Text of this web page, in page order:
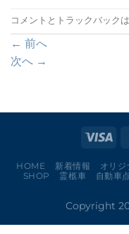
コメントとトラックバック
← 前へ
次へ →
HOME 新着情報 オリ
SHOP
霊柩車 自動車
Copyright